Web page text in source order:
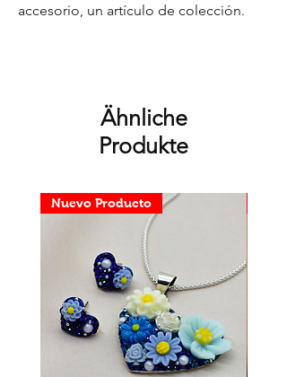
accesorio, un artículo de colección.
Ähnliche
Produkte
Nuevo Producto